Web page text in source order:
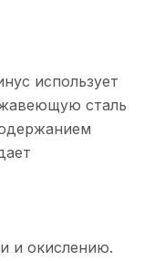
использует
сталь
и окислению.